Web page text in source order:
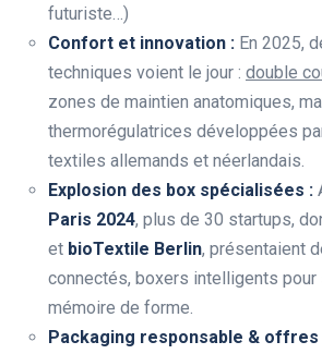
futuriste…)
Confort et innovation : En 2025,
techniques voient le jour : double
zones de maintien anatomiques,
thermorégulatrices développées
textiles allemands et néerlandais.
Explosion des box spécialisées :
Paris 2024, plus de 30 startups,
et bioTextile Berlin, présentaient
connectés, boxers intelligents
mémoire de forme.
Packaging responsable & offres